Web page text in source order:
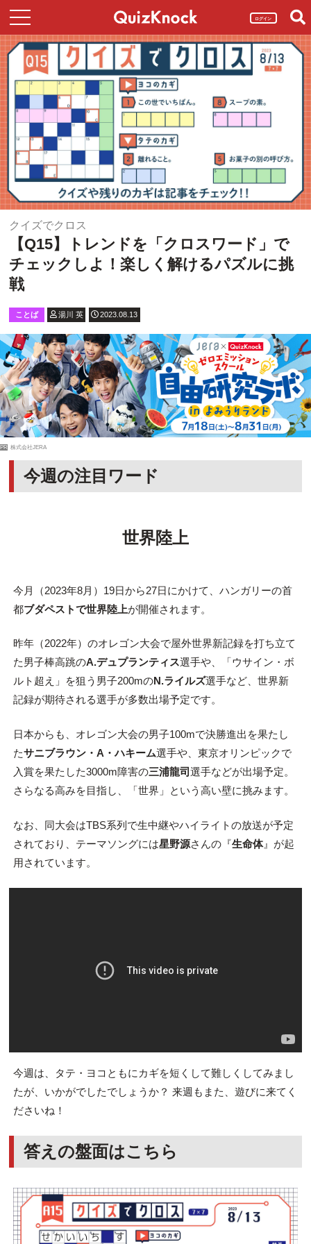
ログイン
クイズでクロス
【Q15】トレンドを「クロスワード」で
チェックしよ！楽しく解けるパズルに挑
戦
ことば 湯川 英 2023.08.13
PR 株式会社JERA
今週の注目ワード
世界陸上
今月（2023年8月）19日から27日にかけて、ハンガリーの首
都ブダペストで世界陸上が開催されます。
昨年（2022年）のオレゴン大会で屋外世界新記録を打ち立て
た男子棒高跳のA.デュプランティス選手や、「ウサイン・ボ
ルト超え」を狙う男子200mのN.ライルズ選手など、世界新
記録が期待される選手が多数出場予定です。
日本からも、オレゴン大会の男子100mで決勝進出を果たし
たサニブラウン・A・ハキーム選手や、東京オリンピックで
入賞を果たした3000m障害の三浦龍司選手などが出場予定。
さらなる高みを目指し、「世界」という高い壁に挑みます。
なお、同大会はTBS系列で生中継やハイライトの放送が予定
されており、テーマソングには星野源さんの『生命体』が起
用されています。
今週は、タテ・ヨコともにカギを短くして難しくしてみまし
たが、いかがでしたでしょうか？ 来週もまた、遊びに来てく
ださいね！
答えの盤面はこちら